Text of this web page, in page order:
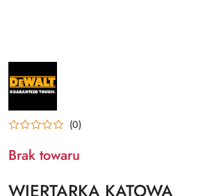
NAZWA
PRODUCENTA:
DEWALT
(0)
Brak towaru
WIERTARKA KĄTOWA